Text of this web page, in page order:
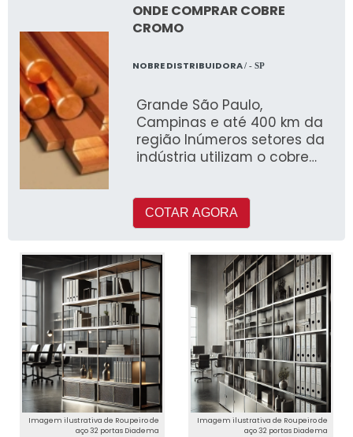
ONDE COMPRAR COBRE
CROMO
NOBRE DISTRIBUIDORA/ - SP
Grande São Paulo,
Campinas e até 400 km da
região Inúmeros setores da
indústria utilizam o cobre
COTAR AGORA
Imagem ilustrativa de Roupeiro de
aço 32 portas Diadema
Imagem ilustrativa de Roupeiro de
aço 32 portas Diadema